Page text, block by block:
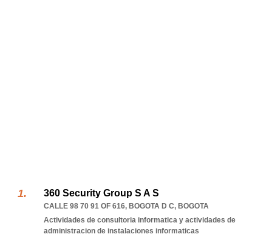
360 Security Group S A S
CALLE 98 70 91 OF 616, BOGOTA D C, BOGOTA
Actividades de consultoria informatica y actividades de
administracion de instalaciones informaticas